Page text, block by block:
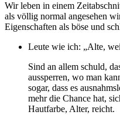
Wir leben in einem
als völlig normal angesehen
Eigenschaften als böse und
Leute wie ich: „Alte,
Sind an allem schuld,
aussperren, wo man
sogar, dass es
mehr die Chance hat,
Hautfarbe, Alter, reicht.